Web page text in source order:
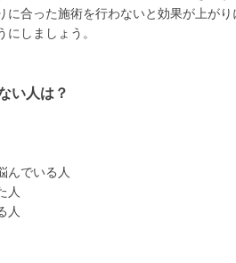
に合った施術を行わないと効果が上がり
しましょう。
い人は？
んでいる人
人
人